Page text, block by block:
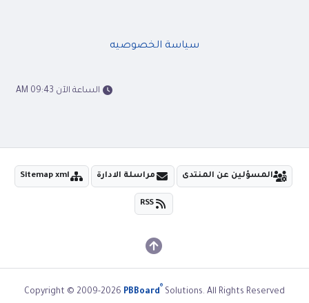
سياسة الخصوصيه
الساعة الآن 09:43 AM
المسؤلين عن المنتدى مراسلة الادارة Sitemap xml
RSS
Copyright © 2009-2026 PBBoard® Solutions. All Rights Reserved